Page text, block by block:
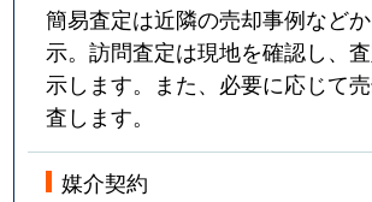
簡易査定は近隣の売却事例など
示。訪問査定は現地を確認し、
示します。また、必要に応じて
査します。
媒介契約